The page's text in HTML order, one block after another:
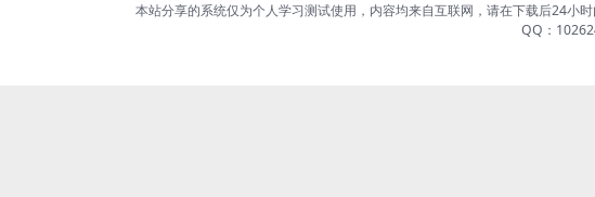
本站分享的系统仅为个人学习测试使用，内容均来自互联网，请在下载后24小
QQ：